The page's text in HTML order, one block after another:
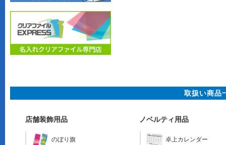
取扱い商品
店舗装飾用品
のぼり旗
ノベルティ用品
卓上カレンダー